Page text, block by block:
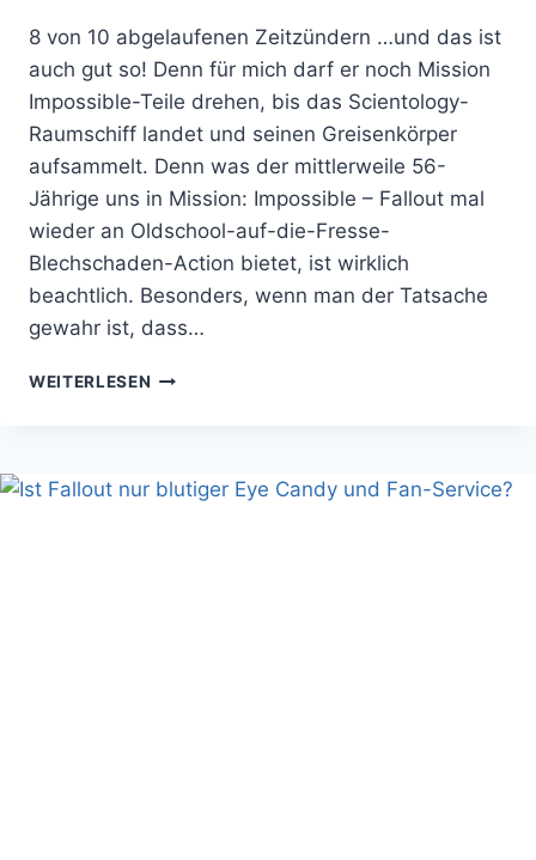
8 von 10 abgelaufenen Zeitzündern …und das ist
auch gut so! Denn für mich darf er noch Mission
Impossible-Teile drehen, bis das Scientology-
Raumschiff landet und seinen Greisenkörper
aufsammelt. Denn was der mittlerweile 56-
Jährige uns in Mission: Impossible – Fallout mal
wieder an Oldschool-auf-die-Fresse-
Blechschaden-Action bietet, ist wirklich
beachtlich. Besonders, wenn man der Tatsache
gewahr ist, dass…
WEITERLESEN MISSION:
TOM